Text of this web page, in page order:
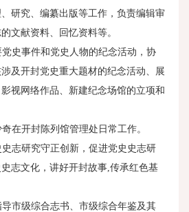
研究、编纂出版等工作，负责编辑审
文献资料、回忆资料等。
党史事件和党史人物的纪念活动，协
及开封党史重大题材的纪念活动、展
视网络作品、新建纪念场馆的立项和
奇在开封陈列馆管理处日常工作。
史志研究守正创新，促进党史史志研
志文化，讲好开封故事,传承红色基
导市级综合志书、市级综合年鉴及其